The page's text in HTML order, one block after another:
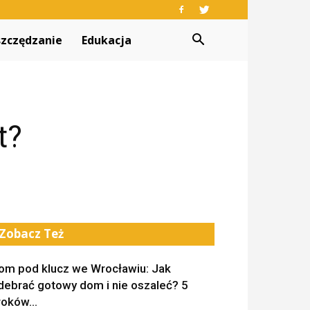
Edukacja
Zobacz Też
pod klucz we Wrocławiu: Jak
gotowy dom i nie oszaleć? 5